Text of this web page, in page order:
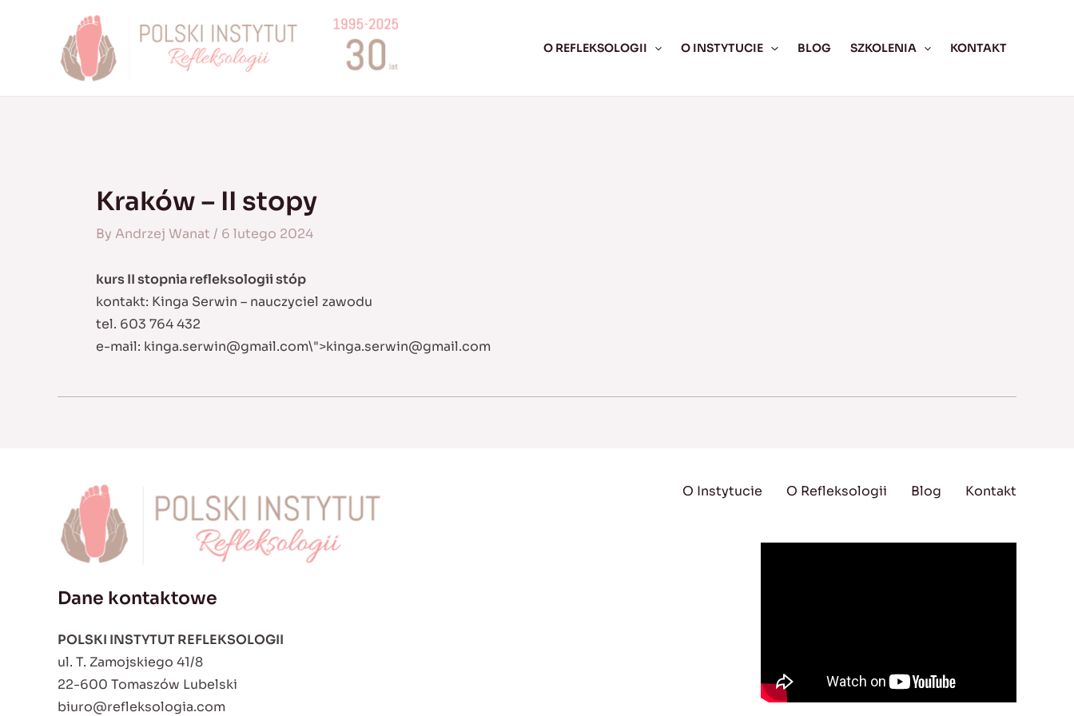
O REFLEKSOLOGII O INSTYTUCIE BLOG SZKOLENIA KONTAKT
Kraków – II stopy
By Andrzej Wanat / 6 lutego 2024
kurs II stopnia refleksologii stóp
kontakt: Kinga Serwin – nauczyciel zawodu
tel. 603 764 432
e-mail: kinga.serwin@gmail.com\">kinga.serwin@gmail.com
Dane kontaktowe
POLSKI INSTYTUT REFLEKSOLOGII
ul. T. Zamojskiego 41/8
22-600 Tomaszów Lubelski
biuro@refleksologia.com
O Instytucie O Refleksologii Blog Kontakt